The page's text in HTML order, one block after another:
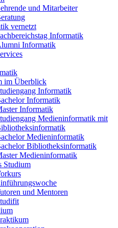
und Mitarbeiter
vernetzt
Informatik
Informatik
im Überblick
Informatik
Informatik
Informatik
Medieninformatik mit
Medieninformatik
Bibliotheksinformatik
Medieninformatik
Studium
und Mentoren